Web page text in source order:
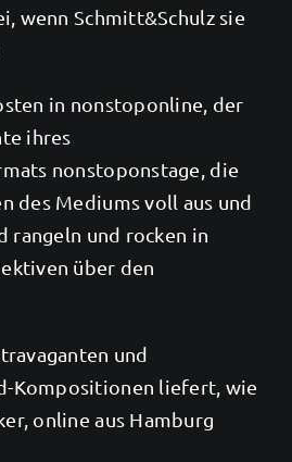
wenn Schmitt&Schulz sie
in nonstoponline, der
ihres
nonstoponstage, die
des Mediums voll aus und
rangeln und rocken in
über den
und
Kompositionen liefert, wie
online aus Hamburg